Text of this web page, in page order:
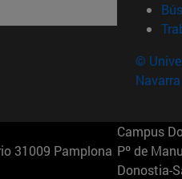
©
Navarra
31009 Pamplona
Campus
Pº de
Donostia-